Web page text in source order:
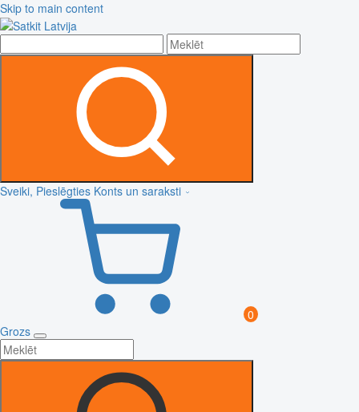
Skip to main content
Sveiki, Pieslēgties Konts un saraksti
0
Grozs